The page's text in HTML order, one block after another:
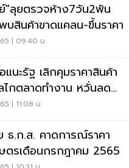
"ลุยตรวจห้าง7วัน2พัน
บสินค้าขาดแคลน-ขึ้นราคา
| 09:40 น.
แนะรัฐ เลิกคุมราคาสินค้า
กตลาดทำงาน หวั่นลด
พง
| 11:08 น.
ธ.ก.ส. คาดการณ์ราคา
ตรเดือนกรกฎาคม 2565